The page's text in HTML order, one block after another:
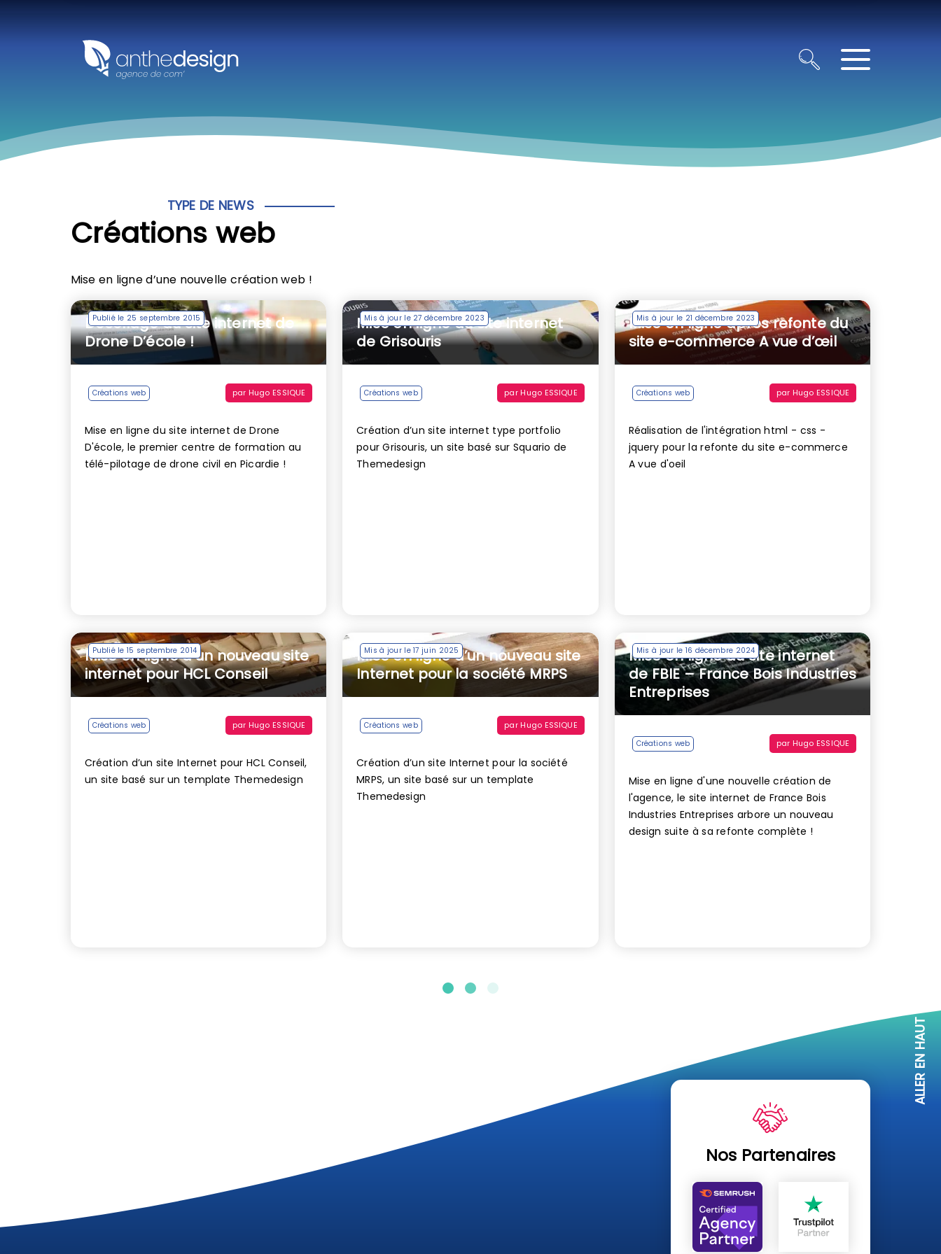
TYPE DE NEWS
Créations web
Mise en ligne d’une nouvelle création web !
Publié le 25 septembre 2015
Décollage du site internet de
Drone D’école !
Créations web par Hugo ESSIQUE
Mise en ligne du site internet de Drone
D'école, le premier centre de formation au
télé-pilotage de drone civil en Picardie !
Mis à jour le 27 décembre 2023
Mise en ligne du site internet
de Grisouris
Créations web par Hugo ESSIQUE
Création d’un site internet type portfolio
pour Grisouris, un site basé sur Squario de
Themedesign
Mis à jour le 21 décembre 2023
Mise en ligne après refonte du
site e-commerce A vue d’œil
Créations web par Hugo ESSIQUE
Réalisation de l'intégration html - css -
jquery pour la refonte du site e-commerce
A vue d'oeil
Publié le 15 septembre 2014
Mise en ligne d’un nouveau site
internet pour HCL Conseil
Créations web par Hugo ESSIQUE
Création d’un site Internet pour HCL Conseil,
un site basé sur un template Themedesign
Mis à jour le 17 juin 2025
Mise en ligne d’un nouveau site
Internet pour la société MRPS
Créations web par Hugo ESSIQUE
Création d’un site Internet pour la société
MRPS, un site basé sur un template
Themedesign
Mis à jour le 16 décembre 2024
Mise en ligne du site internet
de FBIE – France Bois Industries
Entreprises
Créations web par Hugo ESSIQUE
Mise en ligne d'une nouvelle création de
l'agence, le site internet de France Bois
Industries Entreprises arbore un nouveau
design suite à sa refonte complète !
ALLER EN HAUT
Nos Partenaires